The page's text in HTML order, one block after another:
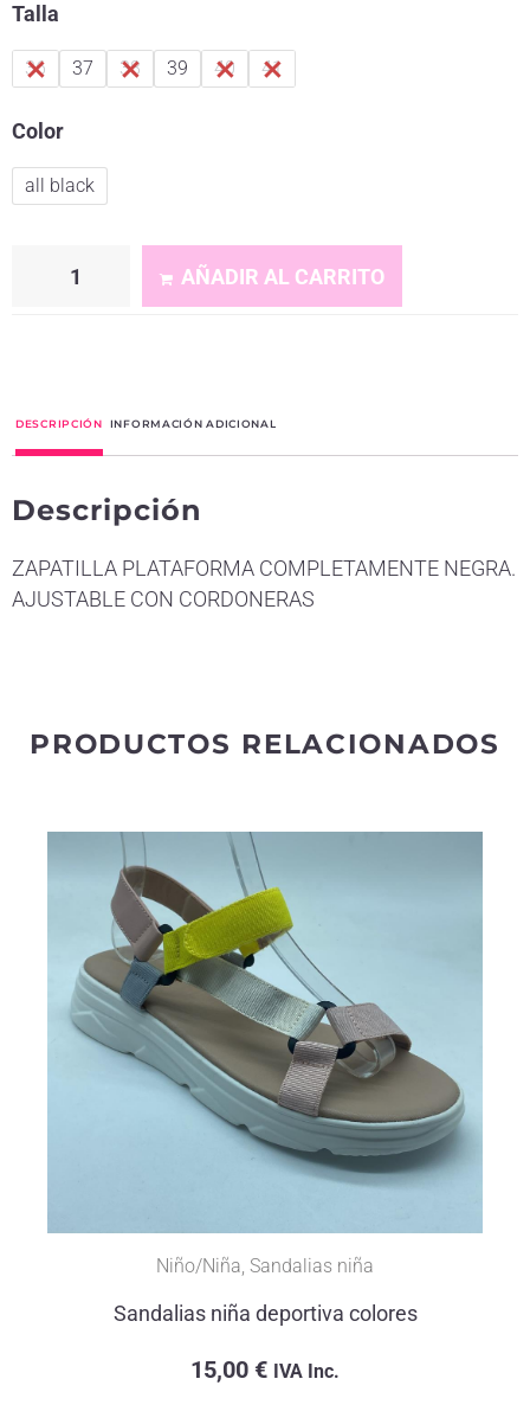
Talla
36 37 38 39 40 41
Color
all black
AÑADIR AL CARRITO
e
n
t
DESCRIPCIÓN INFORMACIÓN ADICIONAL
Descripción
ZAPATILLA PLATAFORMA COMPLETAMENTE NEGRA.
AJUSTABLE CON CORDONERAS
PRODUCTOS RELACIONADOS
Niño/Niña Sandalias niña
Sandalias niña deportiva colores
15,00 € IVA Inc.